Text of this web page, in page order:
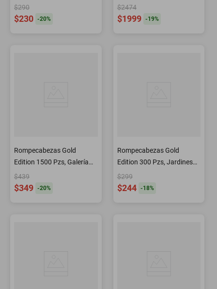
$290
$230 -20%
jugar
$2474
$1999 -19%
Rompecabezas Gold
Edition 1500 Pzs, Galería
Montmartre, Francia
$439
$349 -20%
Rompecabezas Gold
Edition 300 Pzs, Jardines
Encantados de los
Unicornios
$299
$244 -18%